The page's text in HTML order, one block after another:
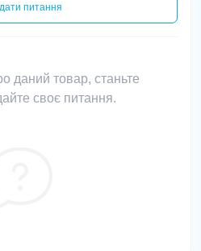
питання
даний товар, станьте
своє питання.